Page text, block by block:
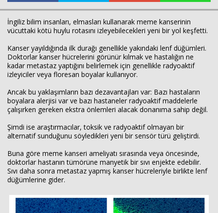
İngiliz bilim insanları, elmasları kullanarak meme kanserinin
vücuttaki kötü huylu rotasını izleyebilecekleri yeni bir yol keşfetti.
Kanser yayıldığında ilk durağı genellikle yakındaki lenf düğümleri.
Doktorlar kanser hücrelerini görünür kılmak ve hastalığın ne
kadar metastaz yaptığını belirlemek için genellikle radyoaktif
izleyiciler veya floresan boyalar kullanıyor.
Ancak bu yaklaşımların bazı dezavantajları var: Bazı hastaların
boyalara alerjisi var ve bazı hastaneler radyoaktif maddelerle
çalışırken gereken ekstra önlemleri alacak donanıma sahip değil.
Şimdi ise araştırmacılar, toksik ve radyoaktif olmayan bir
alternatif sunduğunu söyledikleri yeni bir sensör türü geliştirdi.
Buna göre meme kanseri ameliyatı sırasında veya öncesinde,
doktorlar hastanın tümörüne manyetik bir sıvı enjekte edebilir.
Sıvı daha sonra metastaz yapmış kanser hücreleriyle birlikte lenf
düğümlerine gider.
Haberin Doğru Adresi.